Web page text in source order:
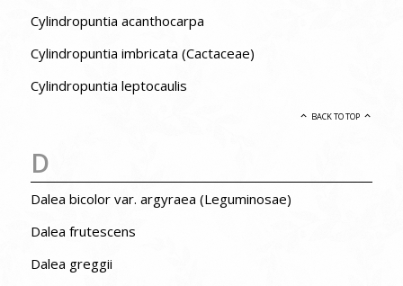
Cylindropuntia acanthocarpa
Cylindropuntia imbricata (Cactaceae)
Cylindropuntia leptocaulis
BACK TO TOP
D
Dalea bicolor var. argyraea (Leguminosae)
Dalea frutescens
Dalea greggii